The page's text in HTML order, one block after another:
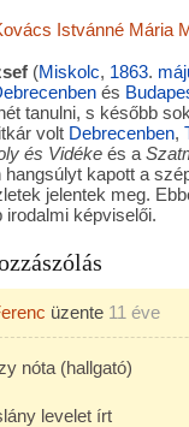
Istvánné Mária
(Miskolc, 1863.
és
tanulni, s később
volt Debrecenben,
és Vidéke és a
hangsúlyt kapott a
jelentek meg.
irodalmi képviselői.
üzente 11 éve
nóta (hallgató)
levelet írt